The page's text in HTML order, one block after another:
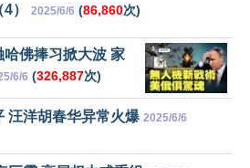
） 2025/6/6 (86,860次)
哈佛捧习掀大波 家
6/6 (326,887次)
汪洋胡春华异常火爆 2025/6/6